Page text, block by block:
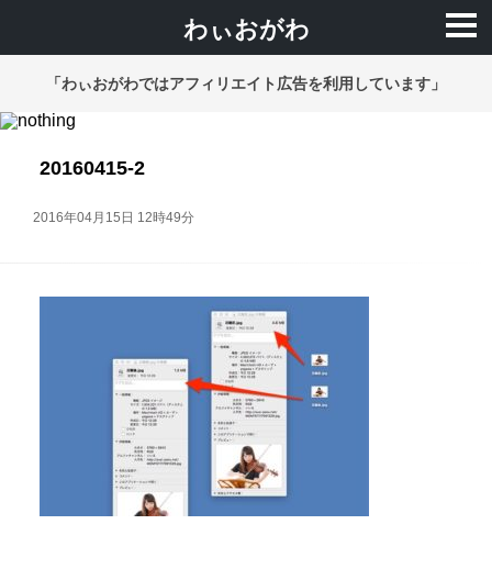
わぃおがわ
「わぃおがわではアフィリエイト広告を利用しています」
20160415-2
2016年04月15日 12時49分